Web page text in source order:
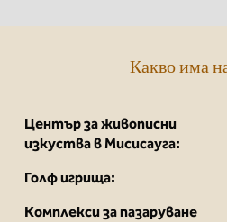
Какво има
Център за живописни
изкуства в Мисисауга:
Голф игрища:
Комплекси за пазаруване